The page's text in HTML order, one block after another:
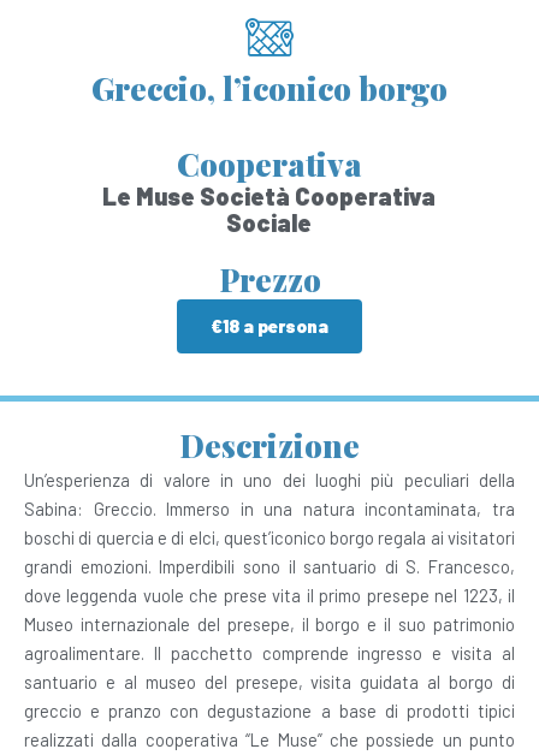
Greccio, l’iconico borgo
Cooperativa
Le Muse Società Cooperativa
Sociale
Prezzo
€18 a persona
Descrizione
Un’esperienza di valore in uno dei luoghi più peculiari della
Sabina: Greccio. Immerso in una natura incontaminata, tra
boschi di quercia e di elci, quest’iconico borgo regala ai visitatori
grandi emozioni. Imperdibili sono il santuario di S. Francesco,
dove leggenda vuole che prese vita il primo presepe nel 1223, il
Museo internazionale del presepe, il borgo e il suo patrimonio
agroalimentare. Il pacchetto comprende ingresso e visita al
santuario e al museo del presepe, visita guidata al borgo di
greccio e pranzo con degustazione a base di prodotti tipici
realizzati dalla cooperativa “Le Muse” che possiede un punto